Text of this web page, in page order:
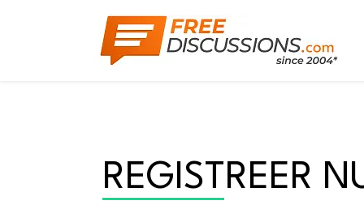
REGISTREER